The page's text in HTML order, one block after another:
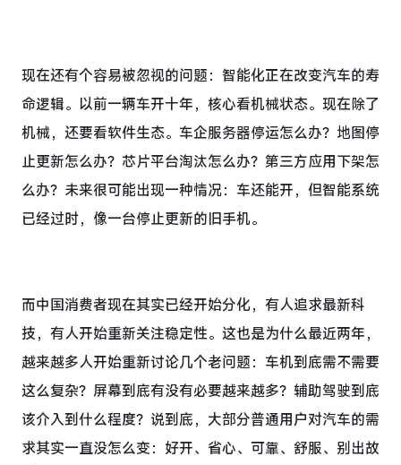
现在还有个容易被忽视的问题：智能化正在改变汽车的寿
命逻辑。以前一辆车开十年，核心看机械状态。现在除了
机械，还要看软件生态。车企服务器停运怎么办？地图停
止更新怎么办？芯片平台淘汰怎么办？第三方应用下架怎
么办？未来很可能出现一种情况：车还能开，但智能系统
已经过时，像一台停止更新的旧手机。
而中国消费者现在其实已经开始分化，有人追求最新科
技，有人开始重新关注稳定性。这也是为什么最近两年，
越来越多人开始重新讨论几个老问题：车机到底需不需要
这么复杂？屏幕到底有没有必要越来越多？辅助驾驶到底
该介入到什么程度？说到底，大部分普通用户对汽车的需
求其实一直没怎么变：好开、省心、可靠、舒服、别出故